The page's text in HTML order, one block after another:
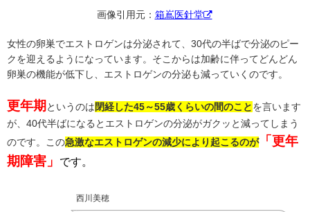
画像引用元： 箱嶌医針堂
女性の卵巣でエストロゲンは分泌されて、30代の半ばで分泌のピー
クを迎えるようになっています。そこからは加齢に伴ってどんどん
卵巣の機能が低下し、エストロゲンの分泌も減っていくのです。
更年期 というのは閉経した45～55歳くらいの間のことを言います
が、40代半ばになるとエストロゲンの分泌がガクッと減ってしまう
のです。この急激なエストロゲンの減少により起こるのが「更年
期障害」
です。
西川美穂